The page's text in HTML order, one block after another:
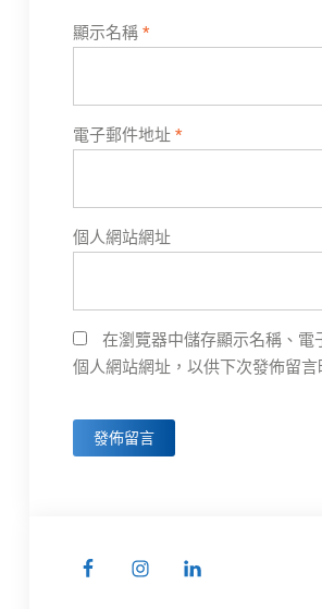
顯示名稱 *
電子郵件地址 *
個人網站網址
在瀏覽器中儲存顯示名稱、電
個人網站網址，以供下次發佈留言